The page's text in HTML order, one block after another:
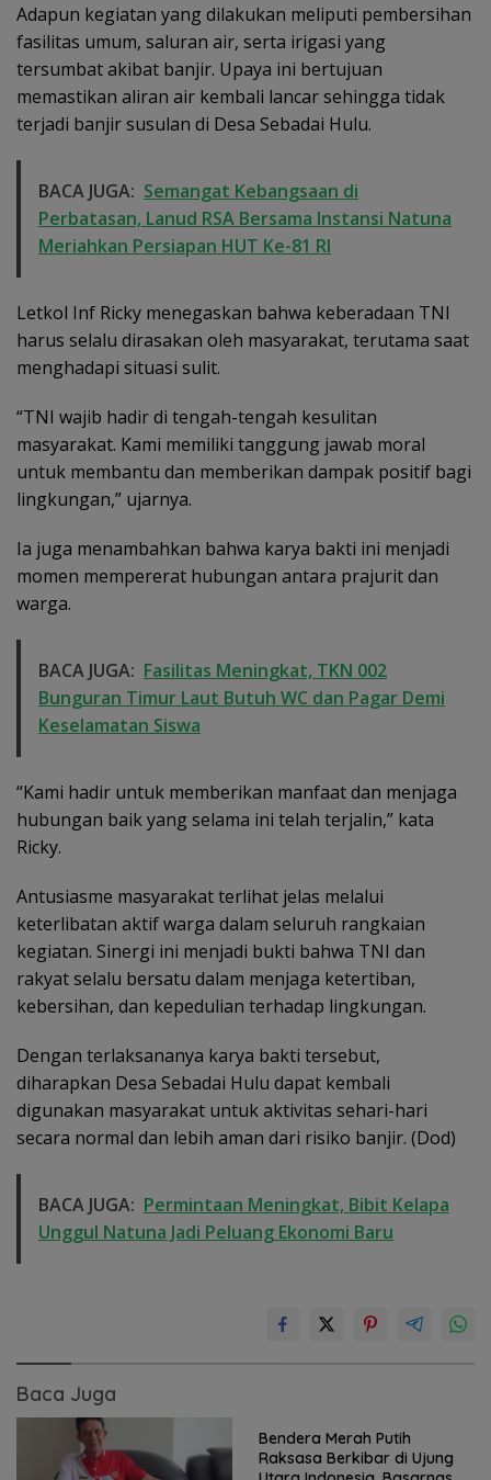
Adapun kegiatan yang dilakukan meliputi pembersihan
fasilitas umum, saluran air, serta irigasi yang
tersumbat akibat banjir. Upaya ini bertujuan
memastikan aliran air kembali lancar sehingga tidak
terjadi banjir susulan di Desa Sebadai Hulu.
BACA JUGA: Semangat Kebangsaan di
Perbatasan, Lanud RSA Bersama Instansi Natuna
Meriahkan Persiapan HUT Ke-81 RI
Letkol Inf Ricky menegaskan bahwa keberadaan TNI
harus selalu dirasakan oleh masyarakat, terutama saat
menghadapi situasi sulit.
“TNI wajib hadir di tengah-tengah kesulitan
masyarakat. Kami memiliki tanggung jawab moral
untuk membantu dan memberikan dampak positif bagi
lingkungan,” ujarnya.
Ia juga menambahkan bahwa karya bakti ini menjadi
momen mempererat hubungan antara prajurit dan
warga.
BACA JUGA: Fasilitas Meningkat, TKN 002
Bunguran Timur Laut Butuh WC dan Pagar Demi
Keselamatan Siswa
“Kami hadir untuk memberikan manfaat dan menjaga
hubungan baik yang selama ini telah terjalin,” kata
Ricky.
Antusiasme masyarakat terlihat jelas melalui
keterlibatan aktif warga dalam seluruh rangkaian
kegiatan. Sinergi ini menjadi bukti bahwa TNI dan
rakyat selalu bersatu dalam menjaga ketertiban,
kebersihan, dan kepedulian terhadap lingkungan.
Dengan terlaksananya karya bakti tersebut,
diharapkan Desa Sebadai Hulu dapat kembali
digunakan masyarakat untuk aktivitas sehari-hari
secara normal dan lebih aman dari risiko banjir. (Dod)
BACA JUGA: Permintaan Meningkat, Bibit Kelapa
Unggul Natuna Jadi Peluang Ekonomi Baru
Baca Juga
Bendera Merah Putih
Raksasa Berkibar di Ujung